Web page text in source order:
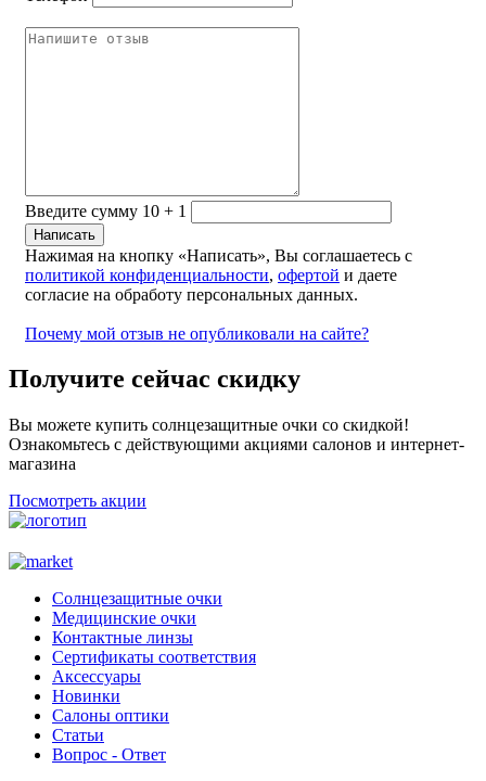
Введите сумму 10 + 1
Нажимая на кнопку «Написать», Вы соглашаетесь с
политикой конфиденциальности, офертой и даете
согласие на обработу персональных данных.
Почему мой отзыв не опубликовали на сайте?
Получите сейчас скидку
Вы можете купить солнцезащитные очки со скидкой!
Ознакомьтесь с действующими акциями салонов и интернет-
магазина
Посмотреть акции
Солнцезащитные очки
Медицинские очки
Контактные линзы
Сертификаты соответствия
Аксессуары
Новинки
Салоны оптики
Статьи
Вопрос - Ответ